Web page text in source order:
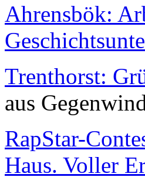
Ahrensbök:
Trenthorst:
aus
RapStar-
Haus. Voller